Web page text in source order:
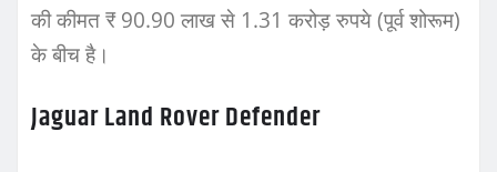
की कीमत ₹ 90.90 लाख से 1.31 करोड़ रुपये (पूर्व शोरूम)
के बीच है।
Jaguar Land Rover Defender